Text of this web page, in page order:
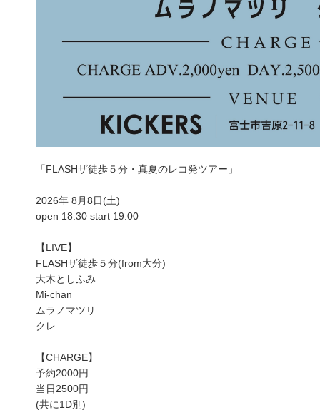
「FLASHザ徒歩５分・真夏のレコ発ツアー」
2026年 8月8日(土)
open 18:30 start 19:00
【LIVE】
FLASHザ徒歩５分(from大分)
大木としふみ
Mi-chan
ムラノマツリ
クレ
【CHARGE】
予約2000円
当日2500円
(共に1D別)